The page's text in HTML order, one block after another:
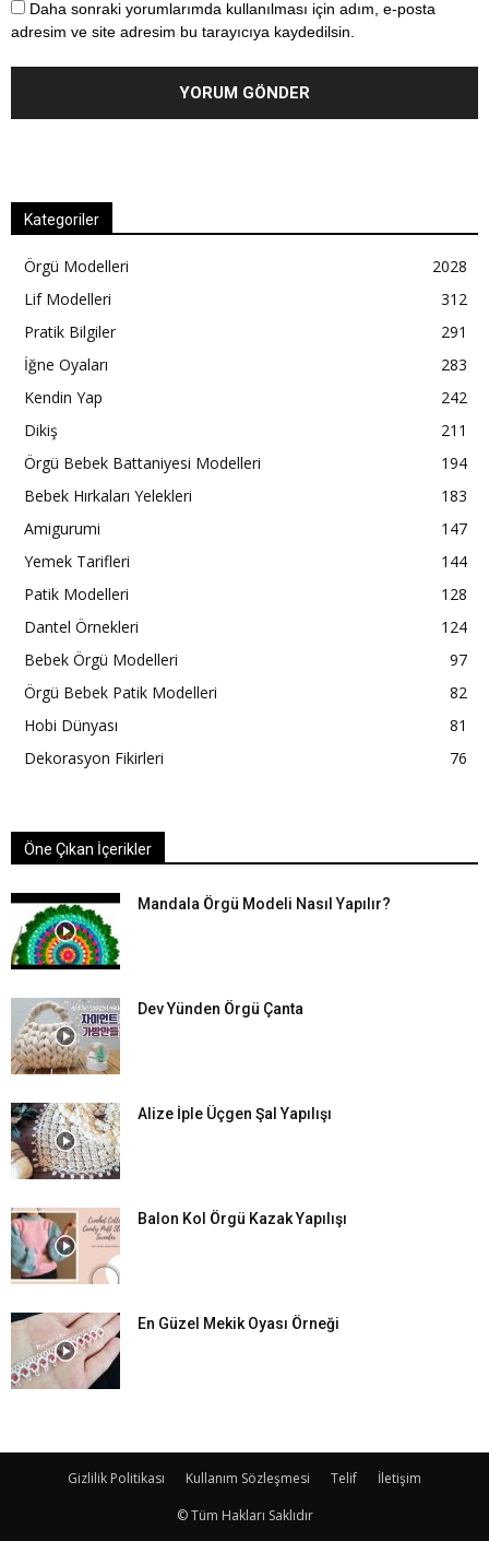
Daha sonraki yorumlarımda kullanılması için adım, e-posta
adresim ve site adresim bu tarayıcıya kaydedilsin.
Kategoriler
Örgü Modelleri
2028
Lif Modelleri
312
Pratik Bilgiler
291
İğne Oyaları
283
Kendin Yap
242
Dikiş
211
Örgü Bebek Battaniyesi Modelleri
194
Bebek Hırkaları Yelekleri
183
Amigurumi
147
Yemek Tarifleri
144
Patik Modelleri
128
Dantel Örnekleri
124
Bebek Örgü Modelleri
97
Örgü Bebek Patik Modelleri
82
Hobi Dünyası
81
Dekorasyon Fikirleri
76
Öne Çıkan İçerikler
Mandala Örgü Modeli Nasıl Yapılır?
Dev Yünden Örgü Çanta
Alize İple Üçgen Şal Yapılışı
Balon Kol Örgü Kazak Yapılışı
En Güzel Mekik Oyası Örneği
Gizlilik Politikası Kullanım Sözleşmesi Telif
İletişim
© Tüm Hakları Saklıdır